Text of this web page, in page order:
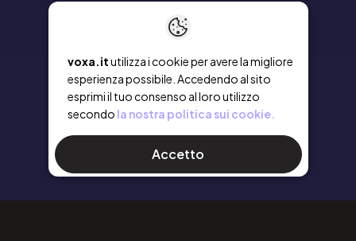
voxa.itutilizza i cookie per avere la migliore
esperienza possibile. Accedendo al sito
esprimi il tuo consenso al loro utilizzo
secondo la nostra politica sui cookie.
Accetto